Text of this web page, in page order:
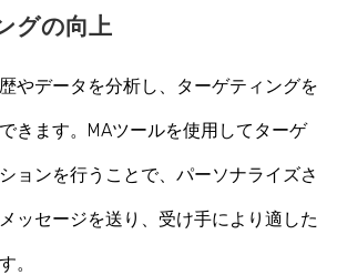
グの向上
やデータを分析し、ターゲティングを
きます。MAツールを使用してターゲ
ョンを行うことで、パーソナライズさ
ッセージを送り、受け手により適した
。